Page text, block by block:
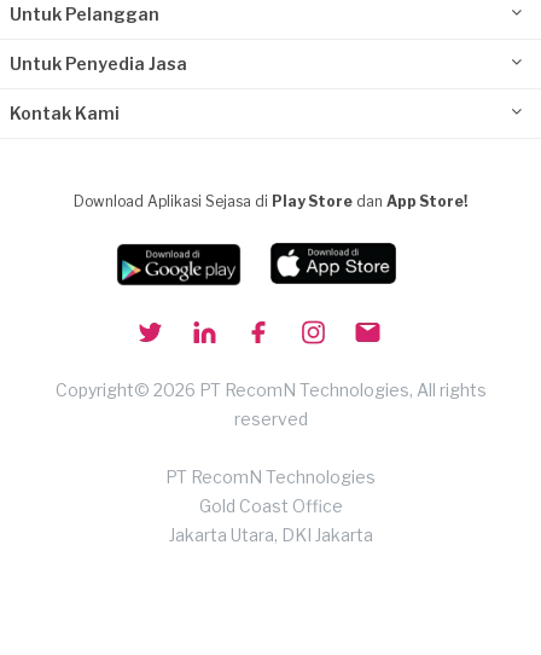
Untuk Pelanggan
Untuk Penyedia Jasa
Kontak Kami
Download Aplikasi Sejasa di Play Store dan App Store!
Copyright© 2026 PT RecomN Technologies, All rights
reserved
PT RecomN Technologies
Gold Coast Office
Jakarta Utara, DKI Jakarta